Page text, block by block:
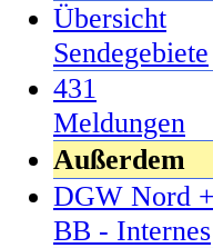
Übersicht
Sendegebiete
431
Meldungen
Außerdem
DGW Nord +
BB - Internes